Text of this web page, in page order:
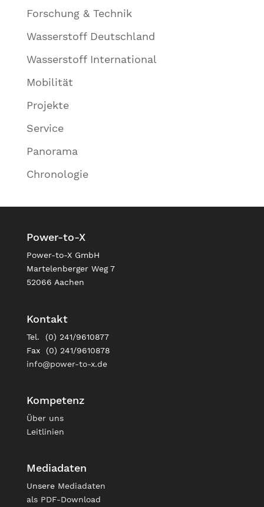
Forschung & Technik
Wasserstoff Deutschland
Wasserstoff International
Mobilität
Projekte
Service
Panorama
Chronologie
Power-to-X
Power-to-X GmbH
Martelenberger Weg 7
52066 Aachen
Kontakt
Tel. (0) 241/9610877
Fax (0) 241/9610878
info@power-to-x.de
Kompetenz
Über uns
Leitlinien
Mediadaten
Unsere Mediadaten
als PDF-Download